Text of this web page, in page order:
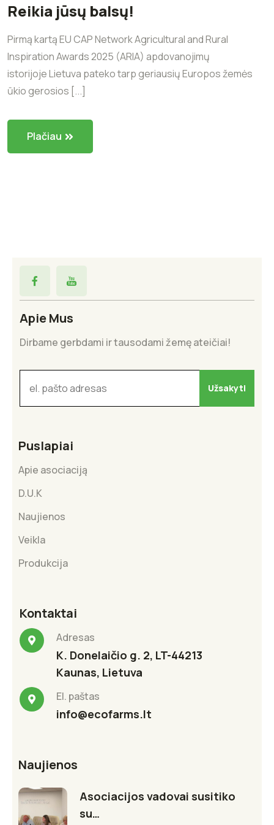
Reikia jūsų balsų!
Pirmą kartą EU CAP Network Agricultural and Rural
Inspiration Awards 2025 (ARIA) apdovanojimų
istorijoje Lietuva pateko tarp geriausių Europos žemės
ūkio gerosios [...]
Plačiau
Apie Mus
Dirbame gerbdami ir tausodami žemę ateičiai!
Puslapiai
Apie asociaciją
D.U.K
Naujienos
Veikla
Produkcija
Kontaktai
Adresas
K. Donelaičio g. 2, LT-44213
Kaunas, Lietuva
El. paštas
info@ecofarms.lt
Naujienos
Asociacijos vadovai susitiko
su…